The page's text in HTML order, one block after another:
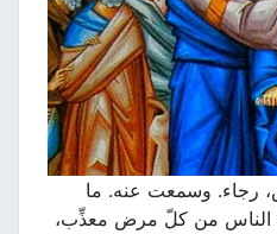
رجاء. وسمعت عنه. ما
من كلّ مرض معذِّب،